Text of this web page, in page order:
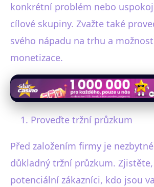
konkrétní problém nebo
cílové skupiny. Zvažte také
svého nápadu na trhu a
monetizace.
Proveďte tržní průzkum
Před založením firmy je
důkladný tržní průzkum.
potenciální zákazníci, kdo jsou